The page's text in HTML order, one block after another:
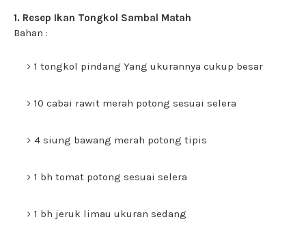
1. Resep Ikan Tongkol Sambal Matah
Bahan :
1 tongkol pindang Yang ukurannya cukup besar
10 cabai rawit merah potong sesuai selera
4 siung bawang merah potong tipis
1 bh tomat potong sesuai selera
1 bh jeruk limau ukuran sedang